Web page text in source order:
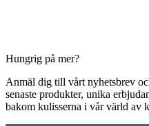
Hungrig på mer?
Anmäl dig till vårt nyhetsbrev
senaste produkter, unika
bakom kulisserna i vår värld av